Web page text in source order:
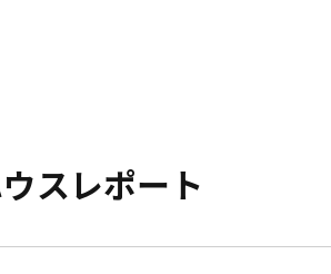
デルハウス紹介
スレポート